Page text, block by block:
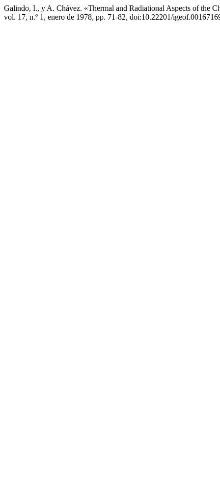
Galindo, I., y A. Chávez. «Thermal and Radiational Aspects of the
vol. 17, n.º 1, enero de 1978, pp. 71-82, doi:10.22201/